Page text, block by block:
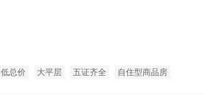
低总价 大平层 五证齐全
自住型商品房